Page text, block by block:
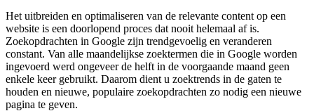
Het uitbreiden en optimaliseren van de relevante content op een
website is een doorlopend proces dat nooit helemaal af is.
Zoekopdrachten in Google zijn trendgevoelig en veranderen
constant. Van alle maandelijkse zoektermen die in Google worden
ingevoerd werd ongeveer de helft in de voorgaande maand geen
enkele keer gebruikt. Daarom dient u zoektrends in de gaten te
houden en nieuwe, populaire zoekopdrachten zo nodig een nieuwe
pagina te geven.